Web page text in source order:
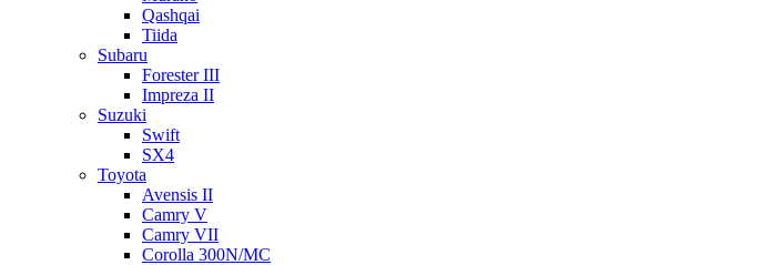
Qashqai
Tiida
Subaru
Forester III
Impreza II
Suzuki
Swift
SX4
Toyota
Avensis II
Camry V
Camry VII
Corolla 300N/MC